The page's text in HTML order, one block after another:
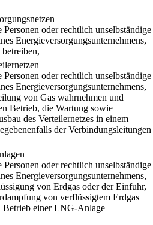
oder rechtlich unselbständige
Energieversorgungsunternehmens,
oder rechtlich unselbständige
Energieversorgungsunternehmens,
von Gas wahrnehmen und
Betrieb, die Wartung sowie
des Verteilernetzes in einem
der Verbindungsleitungen
oder rechtlich unselbständige
Energieversorgungsunternehmens,
von Erdgas oder der Einfuhr,
von verflüssigtem Erdgas
Betrieb einer LNG-Anlage